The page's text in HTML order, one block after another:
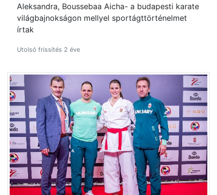
Aleksandra, Boussebaa Aicha- a budapesti karate
világbajnokságon mellyel sportágttörténelmet
írtak
Utolsó frissítés 2 éve